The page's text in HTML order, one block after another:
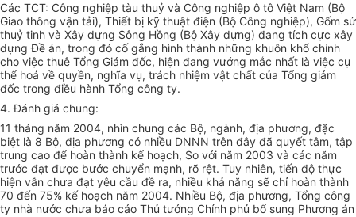
Các TCT: Công nghiệp tàu thuỷ và Công nghiệp ô tô Việt Nam (Bộ
Giao thông vận tải), Thiết bị kỹ thuật điện (Bộ Công nghiệp), Gốm sứ
thuỷ tinh và Xây dựng Sông Hồng (Bộ Xây dựng) đang tích cực xây
dựng Đề án, trong đó cố gắng hình thành những khuôn khổ chính
cho việc thuê Tổng Giám đốc, hiện đang vướng mắc nhất là việc cụ
thể hoá về quyền, nghĩa vụ, trách nhiệm vật chất của Tổng giám
đốc trong điều hành Tổng công ty.
4. Đánh giá chung:
11 tháng năm 2004, nhìn chung các Bộ, ngành, địa phương, đặc
biệt là 8 Bộ, địa phương có nhiều DNNN trên đây đã quyết tâm, tập
trung cao để hoàn thành kế hoạch, So với năm 2003 và các năm
trước đạt được bước chuyển mạnh, rõ rệt. Tuy nhiên, tiến độ thực
hiện vẫn chưa đạt yêu cầu đề ra, nhiều khả năng sẽ chỉ hoàn thành
70 đến 75% kế hoạch năm 2004. Nhiều Bộ, địa phương, Tổng công
ty nhà nước chưa báo cáo Thủ tướng Chính phủ bổ sung Phương án